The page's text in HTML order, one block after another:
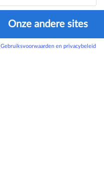
Onze andere sites
Gebruiksvoorwaarden en privacybeleid